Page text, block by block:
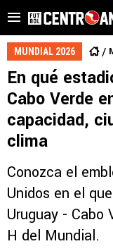
MUNDIAL 2026
En qué
Cabo Verde
capacidad,
clima
Conozca el
Unidos en el
Uruguay - Cabo
H del Mundial.